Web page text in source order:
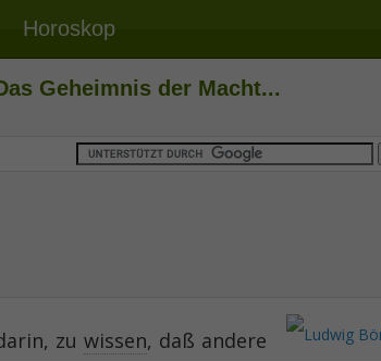
Horoskop
Geheimnis der Macht...
zu wissen, daß andere